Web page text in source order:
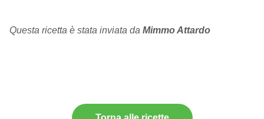
Questa ricetta è stata inviata da Mimmo Attardo